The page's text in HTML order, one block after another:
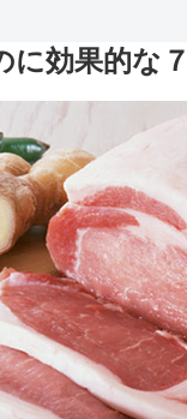
に効果的な